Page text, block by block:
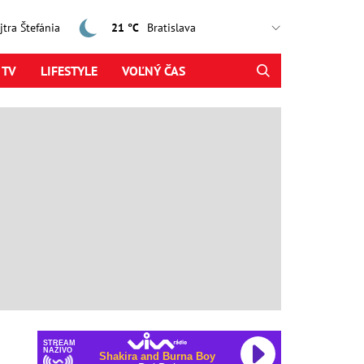
Štefánia 21 °C
LIFESTYLE VOĽNÝ ČAS
STREAM
NAŽIVO
Shakira and Burna Boy